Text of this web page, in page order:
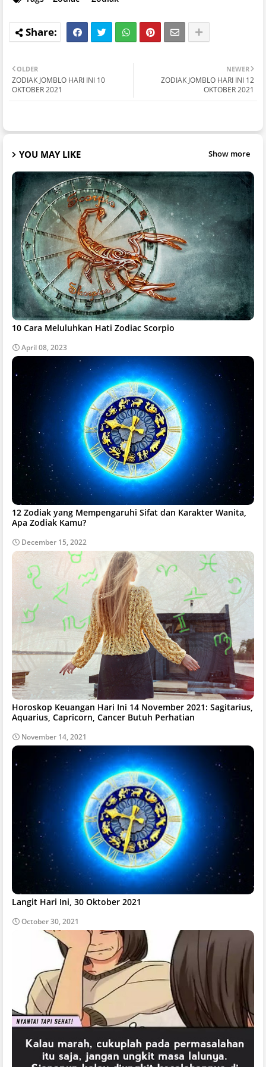
NEWER
ZODIAK JOMBLO HARI INI 12
OKTOBER 2021
OLDER
ZODIAK JOMBLO HARI INI 10
OKTOBER 2021
YOU MAY LIKE Show more
10 Cara Meluluhkan Hati Zodiac Scorpio
April 08, 2023
12 Zodiak yang Mempengaruhi Sifat dan Karakter Wanita,
Apa Zodiak Kamu?
December 15, 2022
Horoskop Keuangan Hari Ini 14 November 2021: Sagitarius,
Aquarius, Capricorn, Cancer Butuh Perhatian
November 14, 2021
Langit Hari Ini, 30 Oktober 2021
October 30, 2021